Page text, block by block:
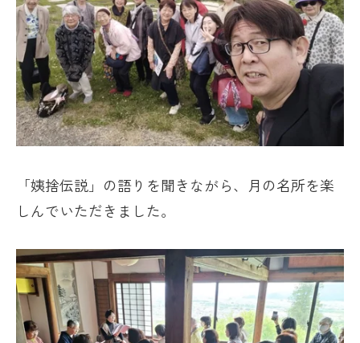
「姨捨伝説」の語りを聞きながら、月の名所を楽
しんでいただきました。